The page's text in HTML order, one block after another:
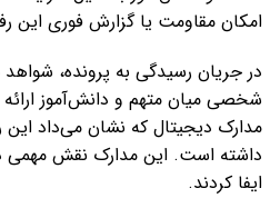
امکان مقاومت یا گزارش فوری این
در جریان رسیدگی به پرونده، شواهد
شخصی میان متهم و دانش‌آموز ارائه
مدارک دیجیتال که نشان می‌داد این
داشته است. این مدارک نقش مهمی در
ایفا کردند.